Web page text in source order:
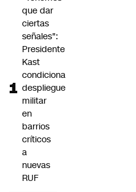
que dar
ciertas
señales":
Presidente
Kast
condiciona
despliegue
militar
en
barrios
críticos
a
nuevas
RUF